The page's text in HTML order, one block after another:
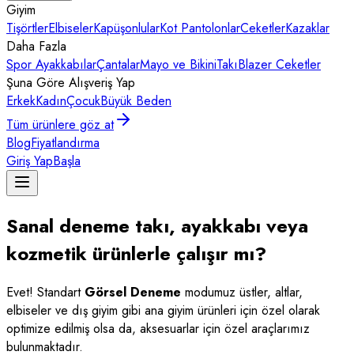
Giyim
TişörtlerElbiselerKapüşonlularKot PantolonlarCeketlerKazaklar
Daha Fazla
Spor AyakkabılarÇantalarMayo ve BikiniTakıBlazer Ceketler
Şuna Göre Alışveriş Yap
ErkekKadınÇocukBüyük Beden
Tüm ürünlere göz at
BlogFiyatlandırma
Giriş YapBaşla
Sanal deneme takı, ayakkabı veya
kozmetik ürünlerle çalışır mı?
Evet! Standart Görsel Deneme modumuz üstler, altlar,
elbiseler ve dış giyim gibi ana giyim ürünleri için özel olarak
optimize edilmiş olsa da, aksesuarlar için özel araçlarımız
bulunmaktadır.